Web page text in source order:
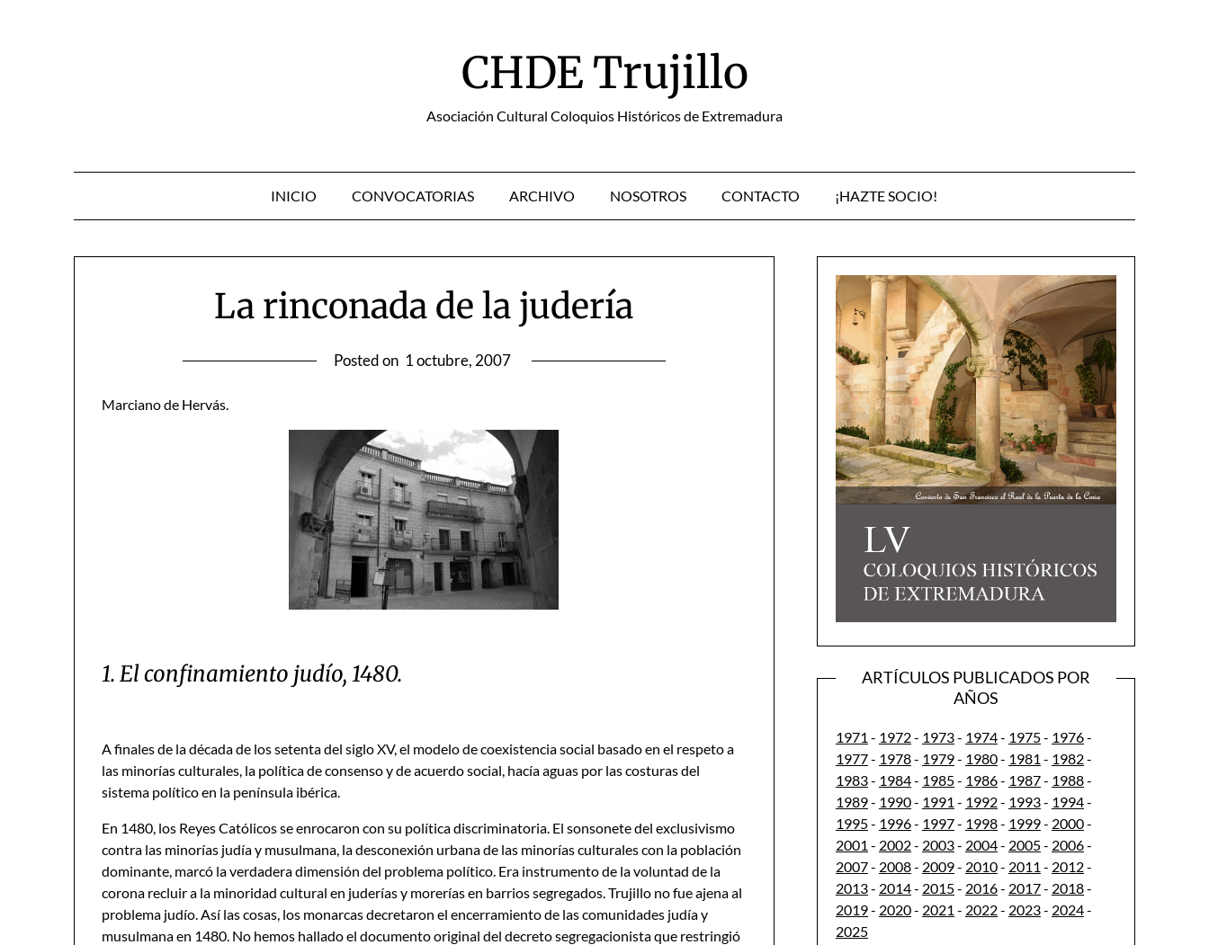
CHDE Trujillo
Asociación Cultural Coloquios Históricos de Extremadura
INICIO CONVOCATORIAS ARCHIVO NOSOTROS CONTACTO ¡HAZTE SOCIO!
La rinconada de la judería
Posted on 1 octubre, 2007
Marciano de Hervás.
1. El confinamiento judío, 1480.
A finales de la década de los setenta del siglo XV, el modelo de coexistencia social basado en el respeto a
las minorías culturales, la política de consenso y de acuerdo social, hacía aguas por las costuras del
sistema político en la península ibérica.
En 1480, los Reyes Católicos se enrocaron con su política discriminatoria. El sonsonete del exclusivismo
contra las minorías judía y musulmana, la desconexión urbana de las minorías culturales con la población
dominante, marcó la verdadera dimensión del problema político. Era instrumento de la voluntad de la
corona recluir a la minoridad cultural en juderías y morerías en barrios segregados. Trujillo no fue ajena al
problema judío. Así las cosas, los monarcas decretaron el encerramiento de las comunidades judía y
musulmana en 1480. No hemos hallado el documento original del decreto segregacionista que restringió
ARTÍCULOS PUBLICADOS POR
AÑOS
1971 - 1972- 1973- 1974- 1975- 1976-
1977- 1978- 1979- 1980- 1981 - 1982-
1983- 1984- 1985- 1986- 1987- 1988-
1989- 1990- 1991 - 1992- 1993- 1994-
1995- 1996- 1997- 1998- 1999- 2000-
2001 - 2002- 2003- 2004- 2005- 2006-
2007- 2008- 2009- 2010- 2011 - 2012-
2013- 2014- 2015- 2016- 2017- 2018-
2019- 2020- 2021 - 2022- 2023- 2024-
2025